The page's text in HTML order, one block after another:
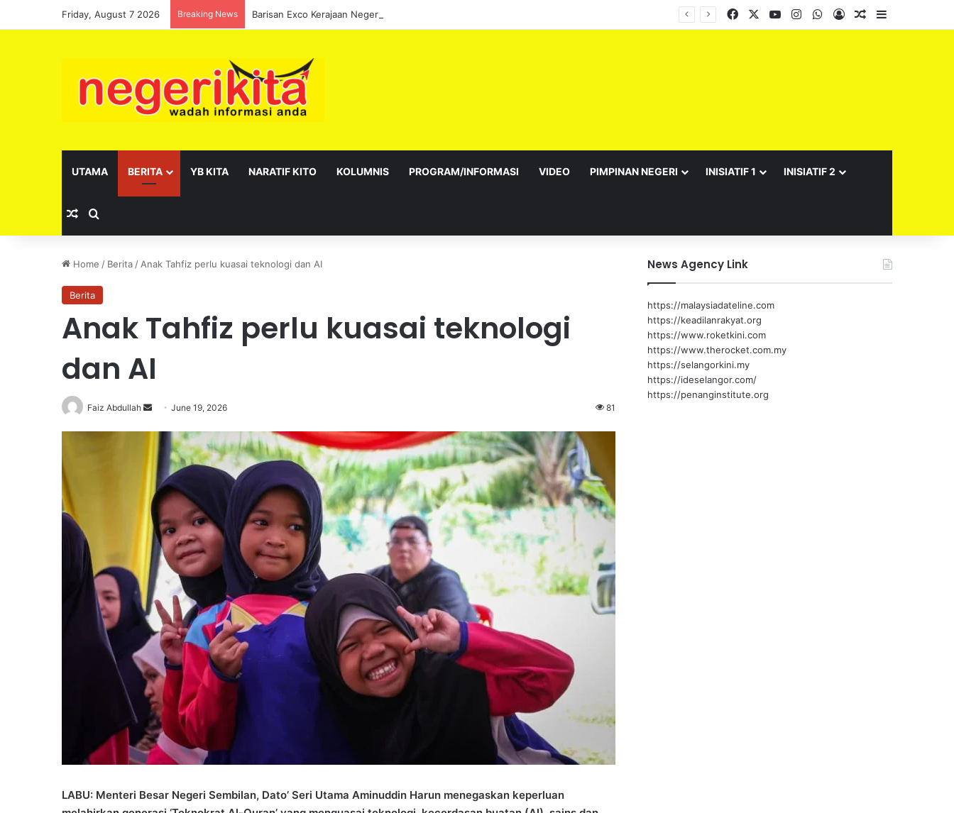
Friday, August 7 2026 Breaking News Facebook YouTubeInstagramWhatsApp
Log InRandom Article
UTAMA BERITA YB KITA NARATIF KITO KOLUMNIS PROGRAM/INFORMASI VIDEO PIMPINAN NEGERI INISIATIF 1 INISIATIF 2
Random Article
Home / Berita / Anak Tahfiz perlu kuasai teknologi dan AI
Berita
Anak Tahfiz perlu kuasai teknologi
dan AI
Faiz Abdullah
a
n
m
a
i
June 19, 2026 81
LABU: Menteri Besar Negeri Sembilan, Dato’ Seri Utama Aminuddin Harun menegaskan keperluan
News Agency Link
https://malaysiadateline.com
https://keadilanrakyat.org
https://www.roketkini.com
https://www.therocket.com.my
https://selangorkini.my
https://ideselangor.com/
https://penanginstitute.org